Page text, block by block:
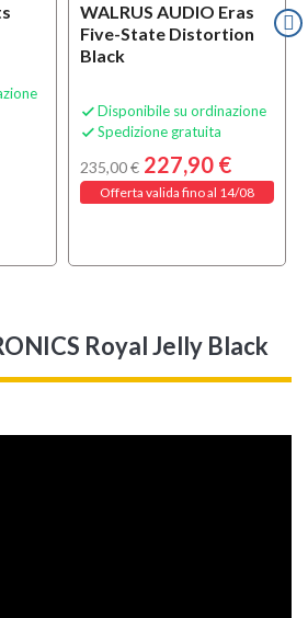
WALRUS AUDIO Eras
Five-State Distortion
Black
 Disponibile su ordinazione
 Spedizione gratuita
235,00 € 227,90 €
Offerta valida fino al 14/08
Royal Jelly Black